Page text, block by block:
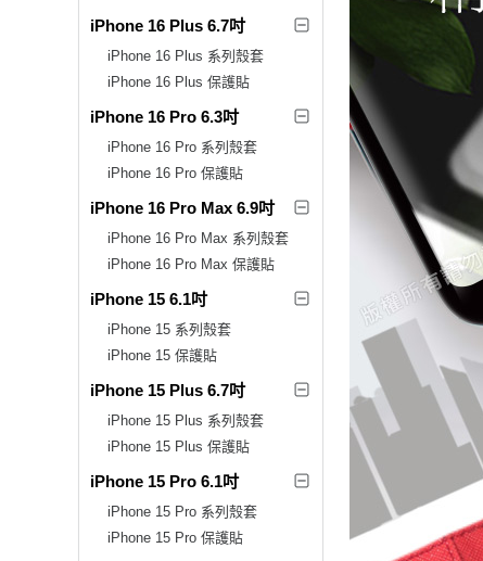
iPhone 16 Plus 6.7吋
iPhone 16 Plus 系列殼套
iPhone 16 Plus 保護貼
iPhone 16 Pro 6.3吋
iPhone 16 Pro 系列殼套
iPhone 16 Pro 保護貼
iPhone 16 Pro Max 6.9吋
iPhone 16 Pro Max 系列殼套
iPhone 16 Pro Max 保護貼
iPhone 15 6.1吋
iPhone 15 系列殼套
iPhone 15 保護貼
iPhone 15 Plus 6.7吋
iPhone 15 Plus 系列殼套
iPhone 15 Plus 保護貼
iPhone 15 Pro 6.1吋
iPhone 15 Pro 系列殼套
iPhone 15 Pro 保護貼